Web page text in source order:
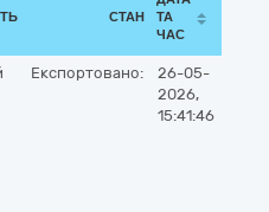
СТАН
ТА
ЧАС
Експортовано:
26-05-
2026,
15:41:46